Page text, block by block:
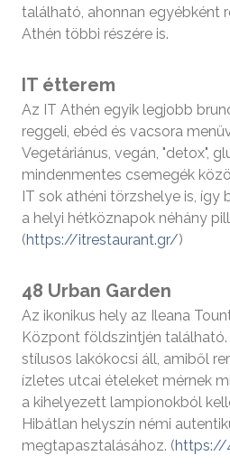
található, ahonnan egyébként
Athén többi részére is.
IT étterem
Az IT Athén egyik legjobb
reggeli, ebéd és vacsora
Vegetáriánus, vegán, "detox",
mindenmentes csemegék
IT sok athéni törzshelye is, így
a helyi hétköznapok néhány
(https://itrestaurant.gr/)
48 Urban Garden
Az ikonikus hely az Ileana
Központ földszintjén
stílusos lakókocsi áll, amiből
ízletes utcai ételeket mérnek
a kihelyezett lampionokból
Hibátlan helyszín némi
megtapasztalásához. (https://